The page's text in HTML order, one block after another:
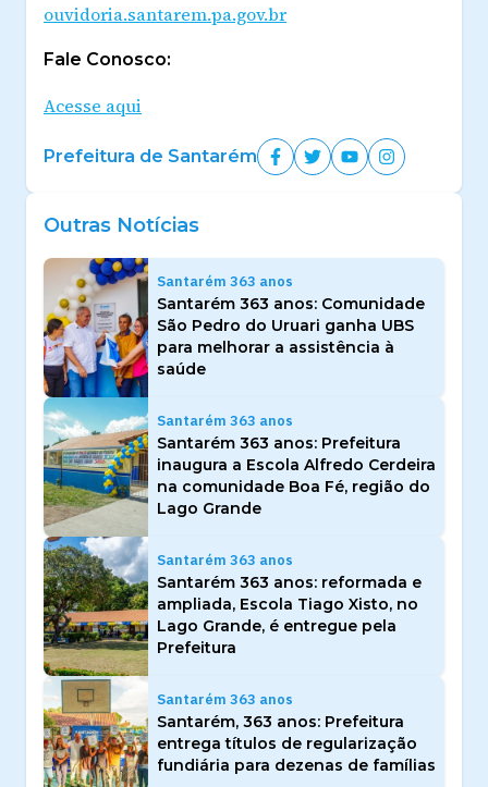
ouvidoria.santarem.pa.gov.br
Fale Conosco:
Acesse aqui
Prefeitura de Santarém
Outras Notícias
Santarém 363 anos
Santarém 363 anos: Comunidade
São Pedro do Uruari ganha UBS
para melhorar a assistência à
saúde
Santarém 363 anos
Santarém 363 anos: Prefeitura
inaugura a Escola Alfredo Cerdeira
na comunidade Boa Fé, região do
Lago Grande
Santarém 363 anos
Santarém 363 anos: reformada e
ampliada, Escola Tiago Xisto, no
Lago Grande, é entregue pela
Prefeitura
Santarém 363 anos
Santarém, 363 anos: Prefeitura
entrega títulos de regularização
fundiária para dezenas de famílias